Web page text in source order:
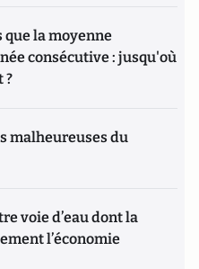
que la moyenne
consécutive : jusqu'où
?
malheureuses du
voie d’eau dont la
l’économie